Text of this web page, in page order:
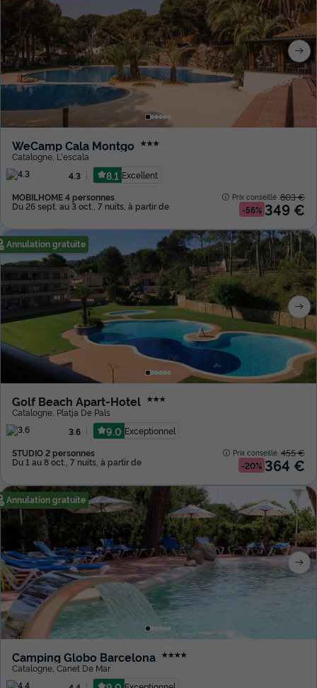
WeCamp Cala Montgo ★★★
Catalogne L'escala
4.3
8.1 Excellent
MOBILHOME 4 personnes
Du 26 sept. au 3 oct., 7 nuits, à partir de
Prix conseillé :803 €
-56% 349 €
Annulation gratuite
Golf Beach Apart-Hotel ★★★
Catalogne Platja De Pals
3.6
9.0 Exceptionnel
STUDIO 2 personnes
Du 1 au 8 oct., 7 nuits, à partir de
Prix conseillé :455 €
-20% 364 €
Annulation gratuite
Camping Globo Barcelona ★★★★
Catalogne Canet De Mar